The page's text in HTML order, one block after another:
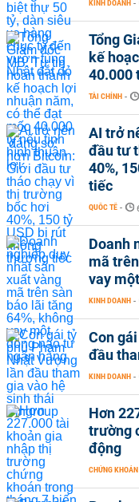
KINH DOANH -
Tổng
kế
40.000
TÀI CHÍNH -
AI trở
đầu tư
40%,
tiếc
QUỐC TẾ -
Doanh
mã
vay
KINH DOANH -
Con
đầu
KINH DOANH -
Hơn
trường
động
CHỨNG KHOÁN